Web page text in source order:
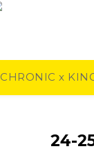
CHRONIC x
24-